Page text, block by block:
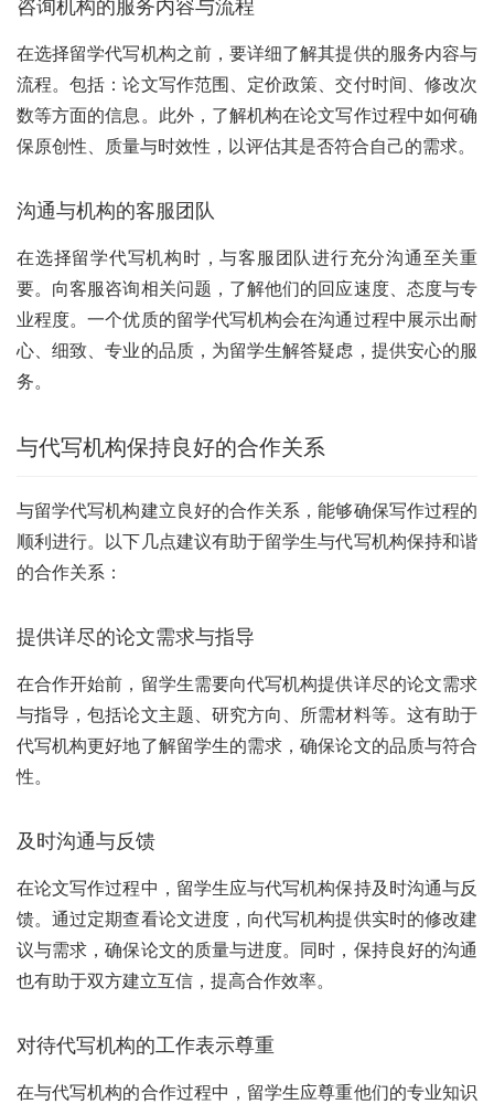
咨询机构的服务内容与流程
在选择留学代写机构之前，要详细了解其提供的服务内容与
流程。包括：论文写作范围、定价政策、交付时间、修改次
数等方面的信息。此外，了解机构在论文写作过程中如何确
保原创性、质量与时效性，以评估其是否符合自己的需求。
沟通与机构的客服团队
在选择留学代写机构时，与客服团队进行充分沟通至关重
要。向客服咨询相关问题，了解他们的回应速度、态度与专
业程度。一个优质的留学代写机构会在沟通过程中展示出耐
心、细致、专业的品质，为留学生解答疑虑，提供安心的服
务。
与代写机构保持良好的合作关系
与留学代写机构建立良好的合作关系，能够确保写作过程的
顺利进行。以下几点建议有助于留学生与代写机构保持和谐
的合作关系：
提供详尽的论文需求与指导
在合作开始前，留学生需要向代写机构提供详尽的论文需求
与指导，包括论文主题、研究方向、所需材料等。这有助于
代写机构更好地了解留学生的需求，确保论文的品质与符合
性。
及时沟通与反馈
在论文写作过程中，留学生应与代写机构保持及时沟通与反
馈。通过定期查看论文进度，向代写机构提供实时的修改建
议与需求，确保论文的质量与进度。同时，保持良好的沟通
也有助于双方建立互信，提高合作效率。
对待代写机构的工作表示尊重
在与代写机构的合作过程中，留学生应尊重他们的专业知识